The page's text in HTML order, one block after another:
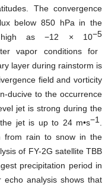
The convergence
below 850 hPa in the
high as −12 × 10−5
vapor conditions for
layer during rainstorm is
field and vorticity
ducive to the occurrence
jet is strong during the
jet is up to 24 m•s−1
from rain to snow in the
of FY-2G satellite TBB
precipitation period in
analysis shows that